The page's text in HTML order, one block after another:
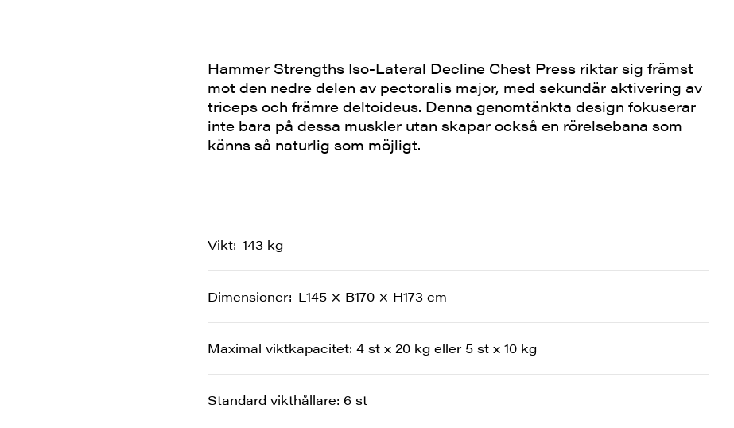
Hammer Strengths Iso-Lateral Decline Chest Press riktar sig främst
mot den nedre delen av pectoralis major, med sekundär aktivering av
triceps och främre deltoideus. Denna genomtänkta design fokuserar
inte bara på dessa muskler utan skapar också en rörelsebana som
känns så naturlig som möjligt.
Vikt 143 kg
Dimensioner L145 × B170 × H173 cm
Maximal viktkapacitet: 4 st x 20 kg eller 5 st x 10 kg
Standard vikthållare: 6 st